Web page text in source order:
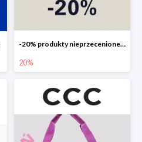
-20% produkty nieprzecenione 🌼🌷
20%